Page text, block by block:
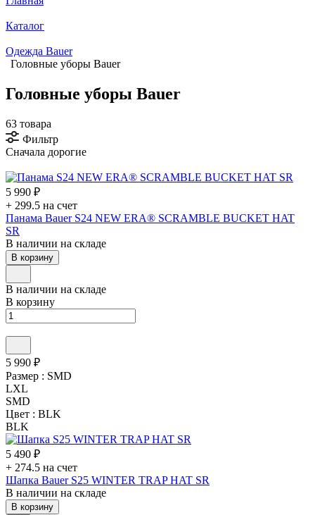
Каталог
Одежда Bauer
Головные уборы Bauer
Головные уборы Bauer
63 товара
Фильтр
Сначала дорогие
5 990 ₽
+ 299.5 на счет
Панама Bauer S24 NEW ERA® SCRAMBLE BUCKET HAT
SR
В наличии на складе
В корзину
В наличии на складе
В корзину
5 990 ₽
Размер : SMD
LXL
SMD
Цвет : BLK
BLK
5 490 ₽
+ 274.5 на счет
Шапка Bauer S25 WINTER TRAP HAT SR
В наличии на складе
В корзину